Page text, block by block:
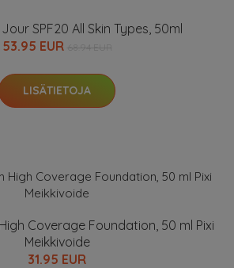
SPF20 All Skin Types, 50ml
53.95 EUR
LISÄTIETOJA
Coverage Foundation, 50 ml Pixi
Meikkivoide
31.95 EUR